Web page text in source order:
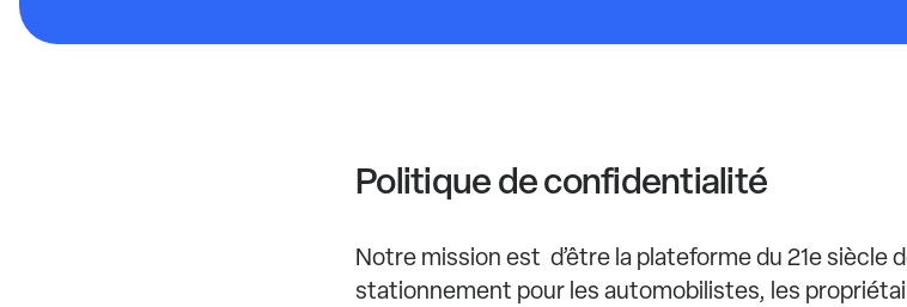
Politique de confidentialité
Notre mission est d’être la plateforme du 21e siècle
stationnement pour les automobilistes, les